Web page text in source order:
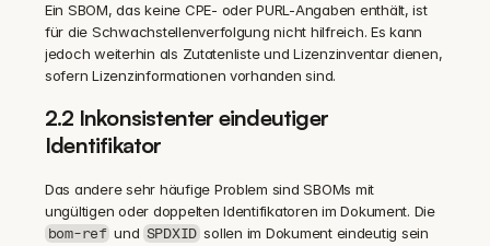
Ein SBOM, das keine CPE- oder PURL-Angaben enthält, ist
für die Schwachstellenverfolgung nicht hilfreich. Es kann
jedoch weiterhin als Zutatenliste und Lizenzinventar dienen,
sofern Lizenzinformationen vorhanden sind.
2.2 Inkonsistenter eindeutiger
Identifikator
Das andere sehr häufige Problem sind SBOMs mit
ungültigen oder doppelten Identifikatoren im Dokument. Die
bom-ref und SPDXID sollen im Dokument eindeutig sein